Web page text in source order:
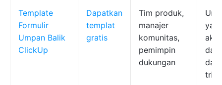
Template
Formulir
Umpan Balik
ClickUp
Dapatkan
templat
gratis
Tim produk,
manajer
komunitas,
pemimpin
dukungan
dan